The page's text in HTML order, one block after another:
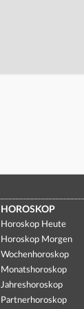
HOROSKOP
Horoskop Heute
Horoskop Morgen
Wochenhoroskop
Monatshoroskop
Jahreshoroskop
Partnerhoroskop